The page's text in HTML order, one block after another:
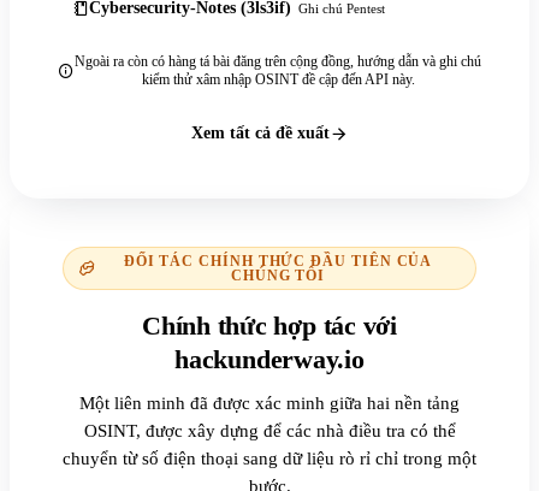
Cybersecurity-Notes (3ls3if) Ghi chú Pentest
Ngoài ra còn có hàng tá bài đăng trên cộng đồng, hướng dẫn và ghi chú
kiểm thử xâm nhập OSINT đề cập đến API này.
Xem tất cả đề xuất
ĐỐI TÁC CHÍNH THỨC ĐẦU TIÊN CỦA
CHÚNG TÔI
Chính thức hợp tác với
hackunderway.io
Một liên minh đã được xác minh giữa hai nền tảng
OSINT, được xây dựng để các nhà điều tra có thể
chuyển từ số điện thoại sang dữ liệu rò rỉ chỉ trong một
bước.